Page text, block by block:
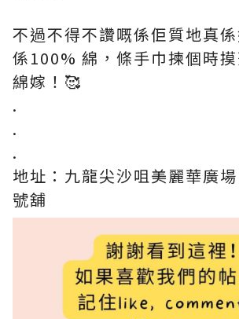
不過不得不讚嘅係佢質地真
係100% 綿，條手巾揀個時
綿嫁！🥰
.
.
.
地址：九龍尖沙咀美麗華廣
號舖